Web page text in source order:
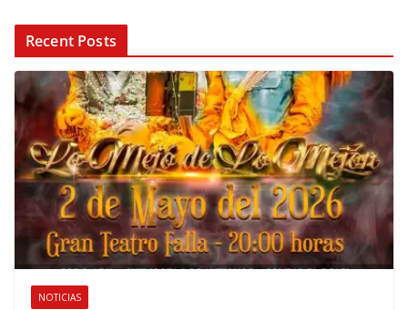
Recent Posts
NOTICIAS